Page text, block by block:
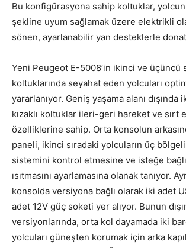
Bu konfigürasyona sahip koltuklar,
şekline uyum sağlamak üzere elektrikli
sönen, ayarlanabilir yan desteklerle
Yeni Peugeot E-5008’in ikinci ve üçüncü
koltuklarında seyahat eden yolcuları
yararlanıyor. Geniş yaşama alanı dışında
kızaklı koltuklar ileri-geri hareket ve sırt
özelliklerine sahip. Orta konsolun
paneli, ikinci sıradaki yolcuların üç
sistemini kontrol etmesine ve isteğe
ısıtmasını ayarlamasına olanak tanıyor.
konsolda versiyona bağlı olarak iki adet
adet 12V güç soketi yer alıyor. Bunun
versiyonlarında, orta kol dayamada iki
yolcuları güneşten korumak için arka